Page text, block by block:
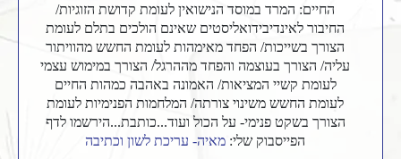
החיים: המרד במוסד הנישואין לעומת קדושת הזוגיות/
החיבור לאינדיבידואליסטים שאינם הולכים בתלם לעומת
הצורך בשייכות/ הפחד מאימהות לעומת החשש מהוויתור
עליה/ הצורך בעוצמה והפחד מההרגל/ הצורך במימוש עצמי
לעומת קשיי המציאות/ האמונה באהבה כמהות החיים
לעומת החשש משינוי צורתה/ המלחמות הפנימיות לעומת
הצורך בשקט פנימי- על הכול ועוד...כותבת...הירשמו לדף
הפייסבוק שלי: מאיה- עריכת לשון וכתיבה